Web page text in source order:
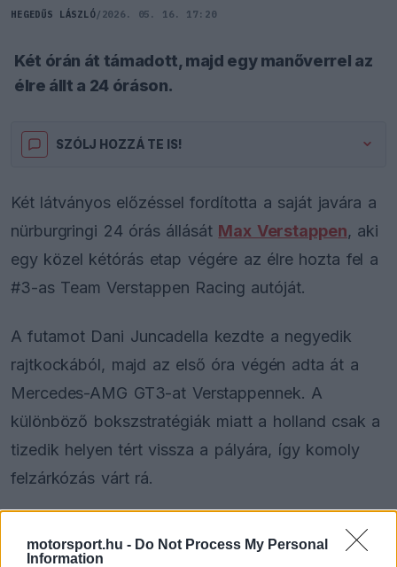
motorsport.hu - Do Not Process My Personal
Information
HEGEDŰS LÁSZLÓ/ 2026. 05. 16. 17:20
Két órán át támadott, majd egy manőverrel az
élre állt a 24 óráson.
SZÓLJ HOZZÁ TE IS!
Két látványos előzéssel fordította a saját javára a
nürburgringi 24 órás állását Max Verstappen, aki
egy közel kétórás etap végére az élre hozta fel a
#3-as Team Verstappen Racing autóját.
A futamot Dani Juncadella kezdte a negyedik
rajtkockából, majd az első óra végén adta át a
Mercedes-AMG GT3-at Verstappennek. A
különböző bokszstratégiák miatt a holland csak a
tizedik helyen tért vissza a pályára, így komoly
felzárkózás várt rá.